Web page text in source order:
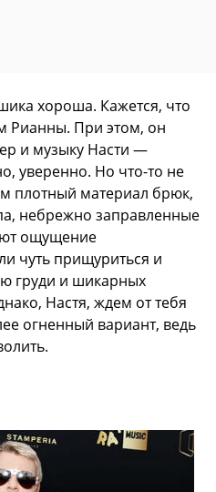
хороша. Кажется, что
Рианны. При этом, он
и музыку Насти —
уверенно. Но что-то не
плотный материал брюк,
небрежно заправленные
ощущение
чуть прищуриться и
груди и шикарных
Настя, ждем от тебя
огненный вариант, ведь